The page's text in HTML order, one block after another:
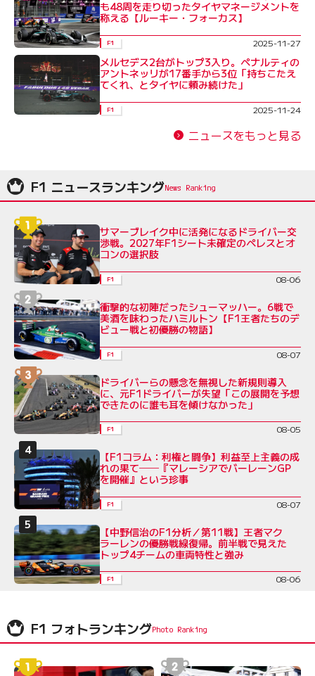
も48周を走り切ったタイヤマネージメントを
称える【ルーキー・フォーカス】
F1 2025-11-27
メルセデス2台がトップ3入り。ペナルティの
アントネッリが17番手から3位「持ちこたえ
てくれ、とタイヤに頼み続けた」
F1 2025-11-24
ニュースをもっと見る
F1 ニュースランキング
サマーブレイク中に活発になるドライバー交
渉戦。2027年F1シート未確定のペレスとオ
コンの選択肢
F1 08-06
衝撃的な初陣だったシューマッハー。6戦で
美酒を味わったハミルトン【F1王者たちのデ
ビュー戦と初優勝の物語】
F1 08-07
ドライバーらの懸念を無視した新規則導入
に、元F1ドライバーが失望「この展開を予想
できたのに誰も耳を傾けなかった」
F1 08-05
【F1コラム：利権と闘争】利益至上主義の成
れの果て──『マレーシアでバーレーンGP
を開催』という珍事
F1 08-07
【中野信治のF1分析／第11戦】王者マク
ラーレンの優勝戦線復帰。前半戦で見えた
トップ4チームの車両特性と強み
F1 08-06
F1 フォトランキング